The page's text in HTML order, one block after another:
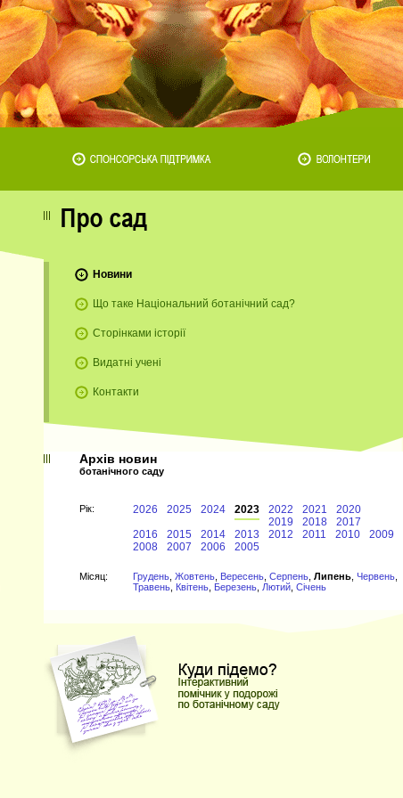
Новини
Що таке Національний ботанічний сад?
Сторінками історії
Видатні учені
Контакти
Архів новин
ботанічного саду
Рiк: 2026 2025 2024 2023 2022 2021
2020
2019
2018
2017
2016
2015 2014 2013 2012 2011 2010
2009
2008
2007 2006 2005
Мiсяц: Грудень Жовтень Вересень Серпень Липень Червень
Травень Квітень Березень Лютий Січень